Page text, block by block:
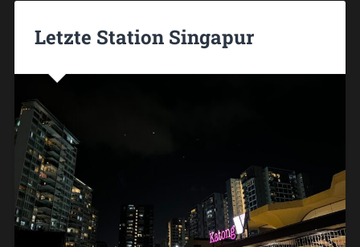
Letzte Station Singapur